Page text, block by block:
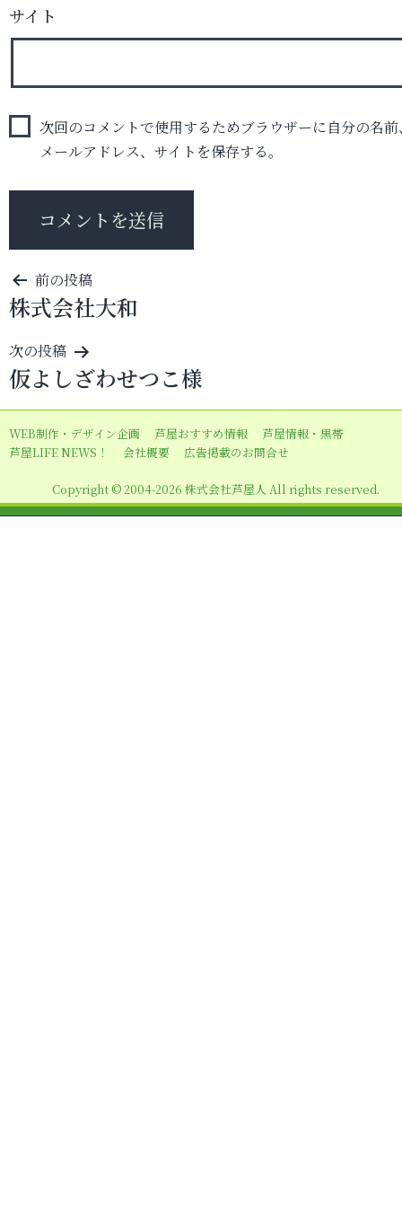
サイト
次回のコメントで使用するためブラウザーに自分の名前
メールアドレス、サイトを保存する。
投
稿
ナ
ビ
ゲ
ー
シ
ン
前の投稿
株式会社大和
次の投稿
仮よしざわせつこ様
WEB制作・デザイン企画 芦屋おすすめ情報
芦屋情報・黒帯
芦屋LIFE NEWS！
会社概要 広告掲載のお問合せ
Copyright © 2004-2026 株式会社芦屋人 All rights reserved.